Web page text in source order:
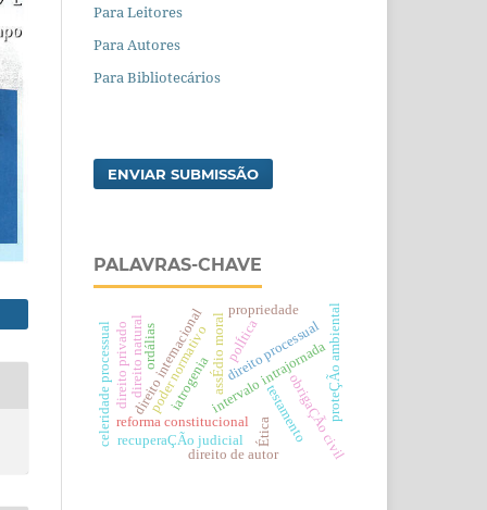
Para Leitores
Para Autores
Para Bibliotecários
ENVIAR SUBMISSÃO
PALAVRAS-CHAVE
assÉdio moral
intervalo intrajornada
direito internacional
reforma constitucional obrigaÇÃo civil
proteÇÃo ambiental
direito natural
recuperaÇÃo judicial testamento
direito de autor
poder normativo polÍtica
direito privado
propriedade
celeridade processual iatrogenia direito processual
Ética
ordálias